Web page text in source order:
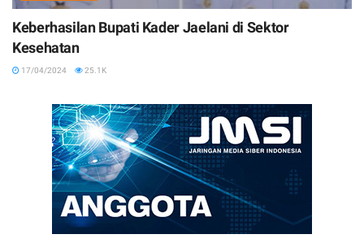
Keberhasilan Bupati Kader Jaelani di Sektor
Kesehatan
17/04/2024 25.1K